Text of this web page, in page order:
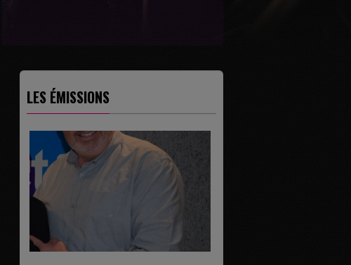
LES ÉMISSIONS